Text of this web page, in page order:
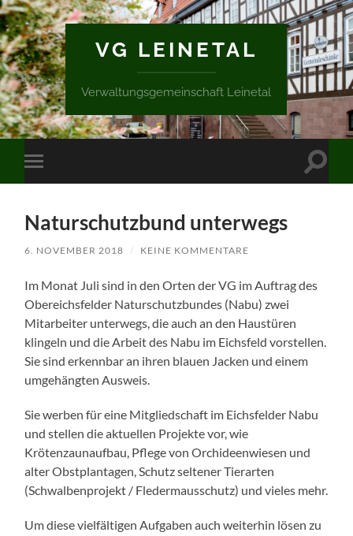
VG LEINETAL
Verwaltungsgemeinschaft Leinetal
Mobile-
Menü
Naturschutzbund unterwegs
6. NOVEMBER 2018 / KEINE KOMMENTARE
Im Monat Juli sind in den Orten der VG im Auftrag des
Obereichsfelder Naturschutzbundes (Nabu) zwei
Mitarbeiter unterwegs, die auch an den Haustüren
klingeln und die Arbeit des Nabu im Eichsfeld vorstellen.
Sie sind erkennbar an ihren blauen Jacken und einem
umgehängten Ausweis.
Sie werben für eine Mitgliedschaft im Eichsfelder Nabu
und stellen die aktuellen Projekte vor, wie
Krötenzaunaufbau, Pflege von Orchideenwiesen und
alter Obstplantagen, Schutz seltener Tierarten
(Schwalbenprojekt / Fledermausschutz) und vieles mehr.
Um diese vielfältigen Aufgaben auch weiterhin lösen zu